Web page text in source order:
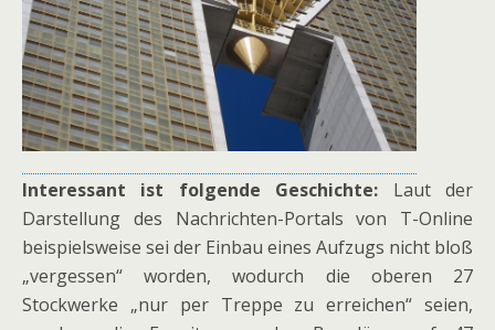
Interessant ist folgende Geschichte: Laut der
Darstellung des Nachrichten-Portals von T-Online
beispielsweise sei der Einbau eines Aufzugs nicht bloß
„vergessen“ worden, wodurch die oberen 27
Stockwerke „nur per Treppe zu erreichen“ seien,